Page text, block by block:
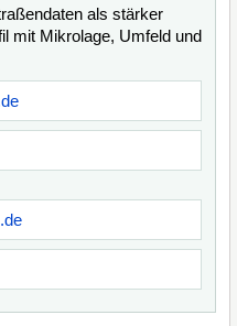
als stärker
mit Mikrolage, Umfeld und